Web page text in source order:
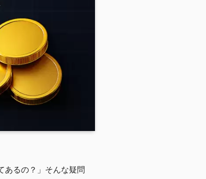
あるの？」そんな疑問